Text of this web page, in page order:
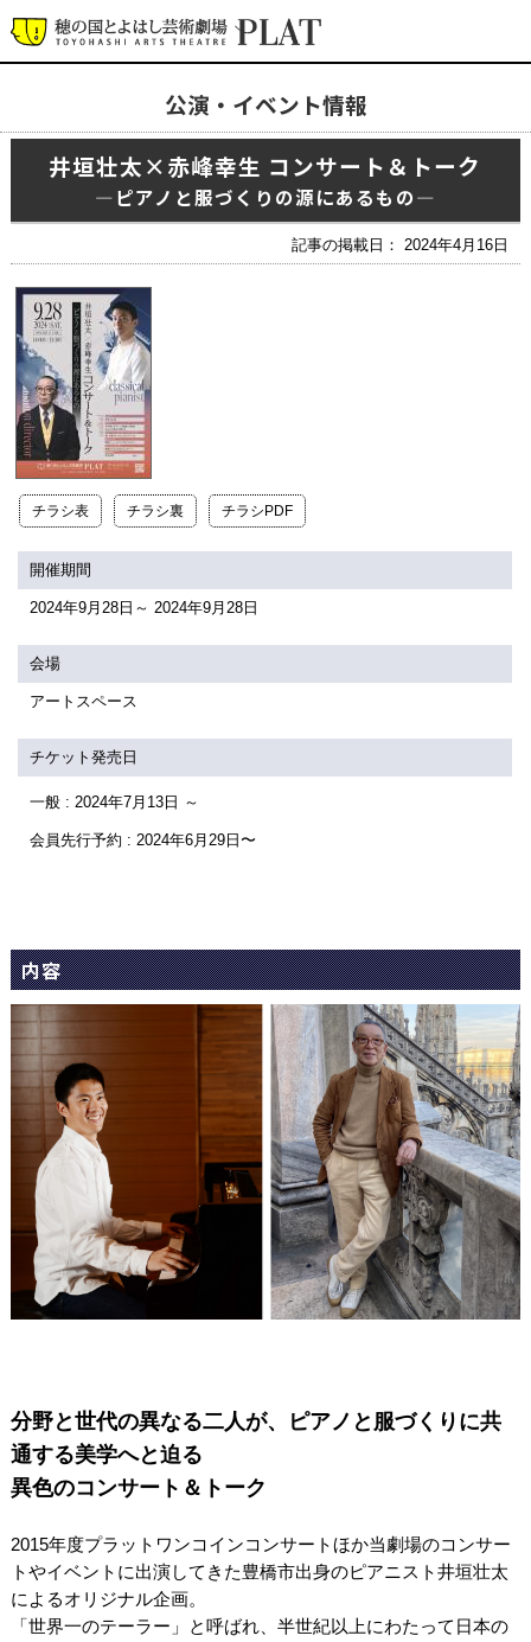
公式SNS
アクセシビリティ/
サービス
座席表
プラットニュース
交通アクセス
公演・イベント情報
井垣壮太×赤峰幸生 コンサート＆トーク
―ピアノと服づくりの源にあるもの―
記事の掲載日： 2024年4月16日
チラシ表 チラシ裏 チラシPDF
開催期間
2024年9月28日～ 2024年9月28日
会場
アートスペース
チケット発売日
一般 : 2024年7月13日 ～
会員先行予約 : 2024年6月29日〜
内容
分野と世代の異なる二人が、ピアノと服づくりに共
通する美学へと迫る
異色のコンサート＆トーク
2015年度プラットワンコインコンサートほか当劇場のコンサー
トやイベントに出演してきた豊橋市出身のピアニスト井垣壮太
によるオリジナル企画。
「世界一のテーラー」と呼ばれ、半世紀以上にわたって日本の
最新の公演・イベント情報
演劇・ダンス・音楽など
ワークショップ・講座
プラットについて
チケット・座席表・鑑賞サポートなど
施設の利用について
サポート